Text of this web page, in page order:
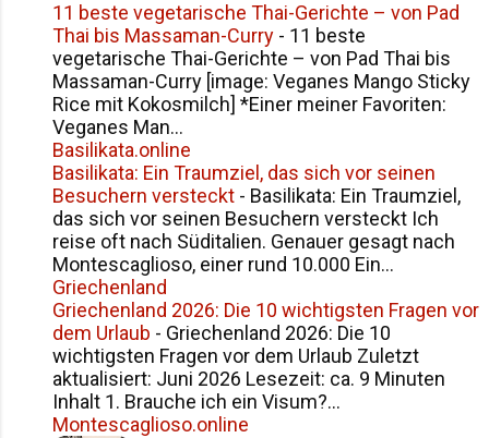
11 beste vegetarische Thai-Gerichte – von Pad
Thai bis Massaman-Curry - 11 beste
vegetarische Thai-Gerichte – von Pad Thai bis
Massaman-Curry [image: Veganes Mango Sticky
Rice mit Kokosmilch] *Einer meiner Favoriten:
Veganes Man...
Basilikata.online
Basilikata: Ein Traumziel, das sich vor seinen
Besuchern versteckt - Basilikata: Ein Traumziel,
das sich vor seinen Besuchern versteckt Ich
reise oft nach Süditalien. Genauer gesagt nach
Montescaglioso, einer rund 10.000 Ein...
Griechenland
Griechenland 2026: Die 10 wichtigsten Fragen vor
dem Urlaub - Griechenland 2026: Die 10
wichtigsten Fragen vor dem Urlaub Zuletzt
aktualisiert: Juni 2026 Lesezeit: ca. 9 Minuten
Inhalt 1. Brauche ich ein Visum?...
Montescaglioso.online